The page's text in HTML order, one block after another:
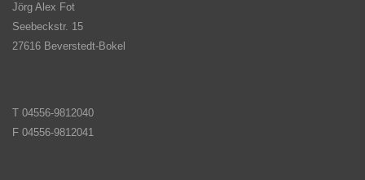
Jörg Alex Fot
Seebeckstr. 15
27616 Beverstedt-Bokel
T 04556-9812040
F 04556-9812041